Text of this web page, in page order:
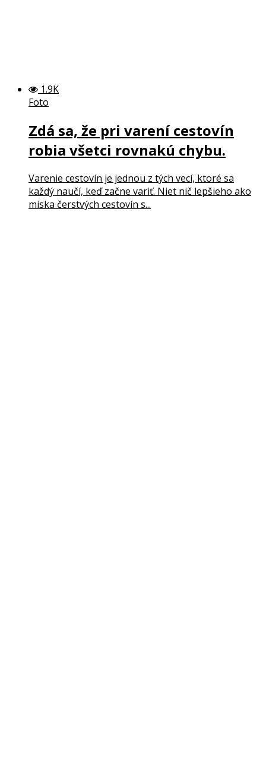
1.9K
Foto
Zdá sa, že pri varení cestovín
robia všetci rovnakú chybu.
Varenie cestovín je jednou z tých vecí, ktoré sa
každý naučí, keď začne variť. Niet nič lepšieho ako
miska čerstvých cestovín s...